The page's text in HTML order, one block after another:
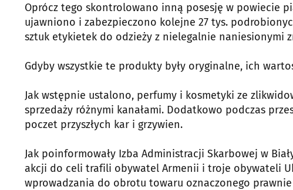
Oprócz tego skontrolowano inną posesję w powiecie
ujawniono i zabezpieczono kolejne 27 tys.
sztuk etykietek do odzieży z nielegalnie naniesionymi
Gdyby wszystkie te produkty były oryginalne, ich
Jak wstępnie ustalono, perfumy i kosmetyki ze
sprzedaży różnymi kanałami. Dodatkowo podczas
poczet przyszłych kar i grzywien.
Jak poinformowały Izba Administracji Skarbowej w
akcji do celi trafili obywatel Armenii i troje obywateli
wprowadzania do obrotu towaru oznaczonego